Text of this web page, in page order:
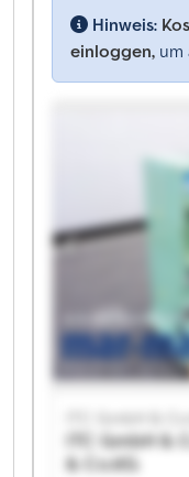
Hinweis:
einloggen, um
ITC GmbH &
ITC GmbH &
& Co.KG